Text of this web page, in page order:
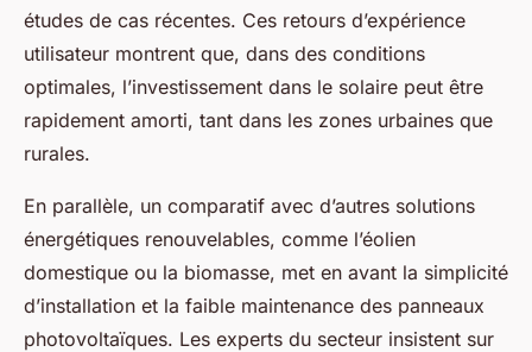
études de cas récentes. Ces retours d’expérience
utilisateur montrent que, dans des conditions
optimales, l’investissement dans le solaire peut être
rapidement amorti, tant dans les zones urbaines que
rurales.
En parallèle, un comparatif avec d’autres solutions
énergétiques renouvelables, comme l’éolien
domestique ou la biomasse, met en avant la simplicité
d’installation et la faible maintenance des panneaux
photovoltaïques. Les experts du secteur insistent sur